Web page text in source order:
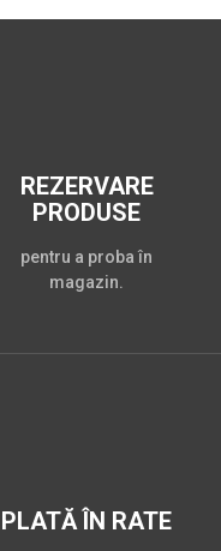
REZERVARE
PRODUSE
pentru a proba în
magazin.
PLATĂ ÎN RATE